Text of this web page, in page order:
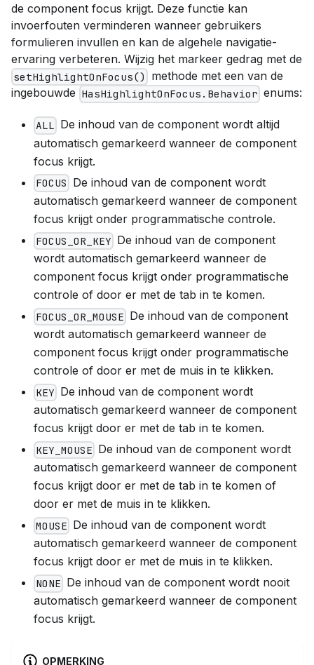
de component focus krijgt. Deze functie kan
invoerfouten verminderen wanneer gebruikers
formulieren invullen en kan de algehele navigatie-
ervaring verbeteren. Wijzig het markeer gedrag met de
setHighlightOnFocus()
methode met een van de
ingebouwde HasHighlightOnFocus.Behavior enums:
ALL De inhoud van de component wordt altijd
automatisch gemarkeerd wanneer de component
focus krijgt.
FOCUS De inhoud van de component wordt
automatisch gemarkeerd wanneer de component
focus krijgt onder programmatische controle.
FOCUS_OR_KEY De inhoud van de component
wordt automatisch gemarkeerd wanneer de
component focus krijgt onder programmatische
controle of door er met de tab in te komen.
FOCUS_OR_MOUSE De inhoud van de component
wordt automatisch gemarkeerd wanneer de
component focus krijgt onder programmatische
controle of door er met de muis in te klikken.
KEY De inhoud van de component wordt
automatisch gemarkeerd wanneer de component
focus krijgt door er met de tab in te komen.
KEY_MOUSE De inhoud van de component wordt
automatisch gemarkeerd wanneer de component
focus krijgt door er met de tab in te komen of
door er met de muis in te klikken.
MOUSE De inhoud van de component wordt
automatisch gemarkeerd wanneer de component
focus krijgt door er met de muis in te klikken.
NONE De inhoud van de component wordt nooit
automatisch gemarkeerd wanneer de component
focus krijgt.
OPMERKING